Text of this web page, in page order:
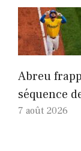
Abreu
séquence
7 août 2026